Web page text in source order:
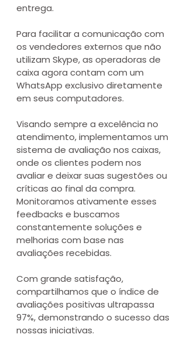
entrega.
Para facilitar a comunicação com
os vendedores externos que não
utilizam Skype, as operadoras de
caixa agora contam com um
WhatsApp exclusivo diretamente
em seus computadores.
Visando sempre a excelência no
atendimento, implementamos um
sistema de avaliação nos caixas,
onde os clientes podem nos
avaliar e deixar suas sugestões ou
críticas ao final da compra.
Monitoramos ativamente esses
feedbacks e buscamos
constantemente soluções e
melhorias com base nas
avaliações recebidas.
Com grande satisfação,
compartilhamos que o índice de
avaliações positivas ultrapassa
97%, demonstrando o sucesso das
nossas iniciativas.